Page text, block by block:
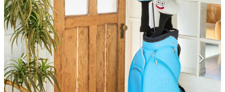
イニーP氏が徹底調査。
カテゴリ
特集記事
マンガ
女性向け